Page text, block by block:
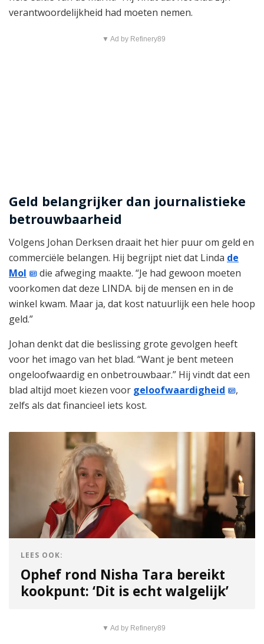
verantwoordelijkheid had moeten nemen.
▼ Ad by Refinery89
Geld belangrijker dan journalistieke
betrouwbaarheid
Volgens Johan Derksen draait het hier puur om geld en
commerciële belangen. Hij begrijpt niet dat Linda de
Mol
die afweging maakte. “Je had gewoon moeten
voorkomen dat deze LINDA. bij de mensen en in de
winkel kwam. Maar ja, dat kost natuurlijk een hele hoop
geld.”
Johan denkt dat die beslissing grote gevolgen heeft
voor het imago van het blad. “Want je bent meteen
ongeloofwaardig en onbetrouwbaar.” Hij vindt dat een
blad altijd moet kiezen voor geloofwaardigheid
,
zelfs als dat financieel iets kost.
LEES OOK:
Ophef rond Nisha Tara bereikt
kookpunt: ‘Dit is echt walgelijk’
▼ Ad by Refinery89